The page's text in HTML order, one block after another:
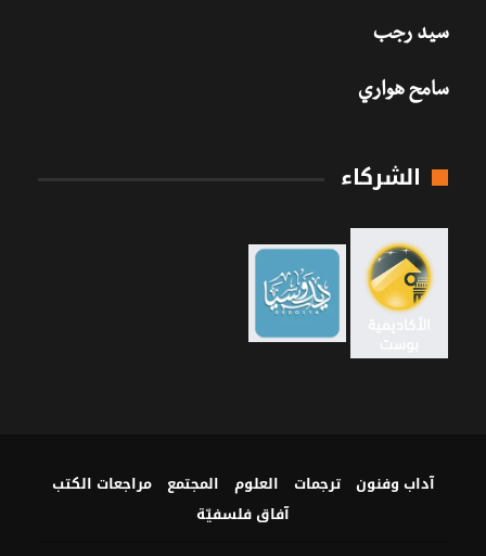
سيد رجب
سامح هواري
الشركاء
آداب وفنون ترجمات العلوم المجتمع
مراجعات الكتب
آفاق فلسفيّة‎